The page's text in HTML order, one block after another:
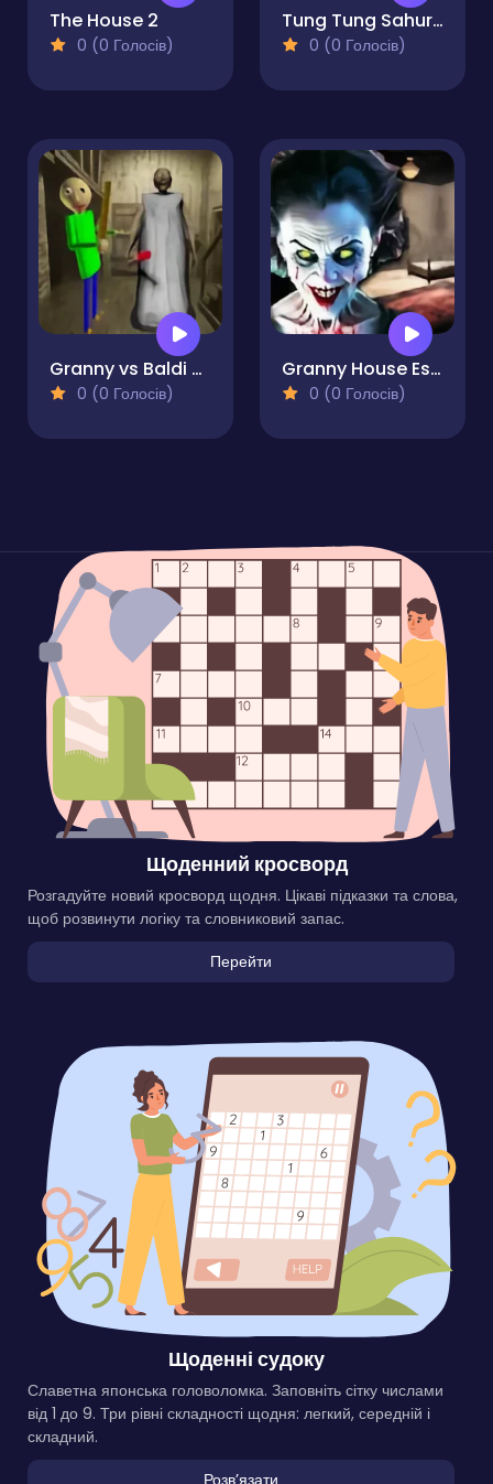
The House 2
0 (0 Голосів)
Tung Tung Sahur at Banban Playgrounds
0 (0 Голосів)
Granny vs Baldi and Grandpa Horror
0 (0 Голосів)
Granny House Escape
0 (0 Голосів)
Щоденний кросворд
Розгадуйте новий кросворд щодня. Цікаві підказки та слова,
щоб розвинути логіку та словниковий запас.
Перейти
Щоденні судоку
Славетна японська головоломка. Заповніть сітку числами
від 1 до 9. Три рівні складності щодня: легкий, середній і
складний.